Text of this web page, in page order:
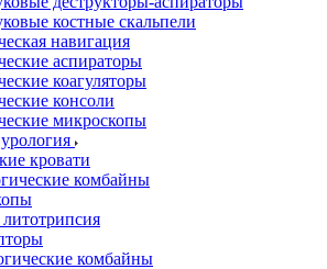
костные скальпели
навигация
аспираторы
коагуляторы
консоли
микроскопы
кровати
комбайны
литотрипсия
комбайны